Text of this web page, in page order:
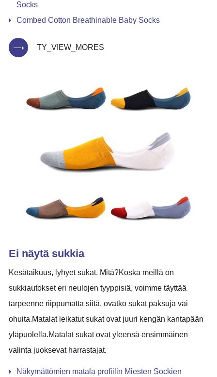
Socks
Combed Cotton Breathinable Baby Socks
TY_VIEW_MORES
Ei näytä sukkia
Kesätaikuus, lyhyet sukat. Mitä?Koska meillä on
sukkiautokset eri neulojen tyyppisiä, voimme täyttää
tarpeenne riippumatta siitä, ovatko sukat paksuja vai
ohuita.Matalat leikatut sukat ovat juuri kengän kantapään
yläpuolella.Matalat sukat ovat yleensä ensimmäinen
valinta juoksevat harrastajat.
Näkymättömien matala profiilin Miesten Sockien